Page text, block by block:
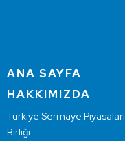
ANA SAYFA
HAKKIMIZDA
Türkiye Sermaye Piyasaları
Birliği